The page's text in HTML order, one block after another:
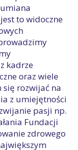
to widoczne
kadrze
oraz wiele
się rozwijać na
z umiejętności
pasji np.
Fundacji
zdrowego